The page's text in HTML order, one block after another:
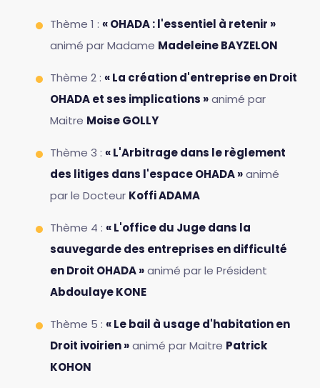
Thème 1 : « OHADA : l'essentiel à retenir »
animé par Madame Madeleine BAYZELON
Thème 2 : « La création d'entreprise en Droit
OHADA et ses implications »animé par
Maitre Moise GOLLY
Thème 3 : « L'Arbitrage dans le règlement
des litiges dans l'espace OHADA »animé
par le Docteur Koffi ADAMA
Thème 4 : « L'office du Juge dans la
sauvegarde des entreprises en difficulté
en Droit OHADA »animé par le Président
Abdoulaye KONE
Thème 5 : « Le bail à usage d'habitation en
Droit ivoirien »animé par Maitre Patrick
KOHON